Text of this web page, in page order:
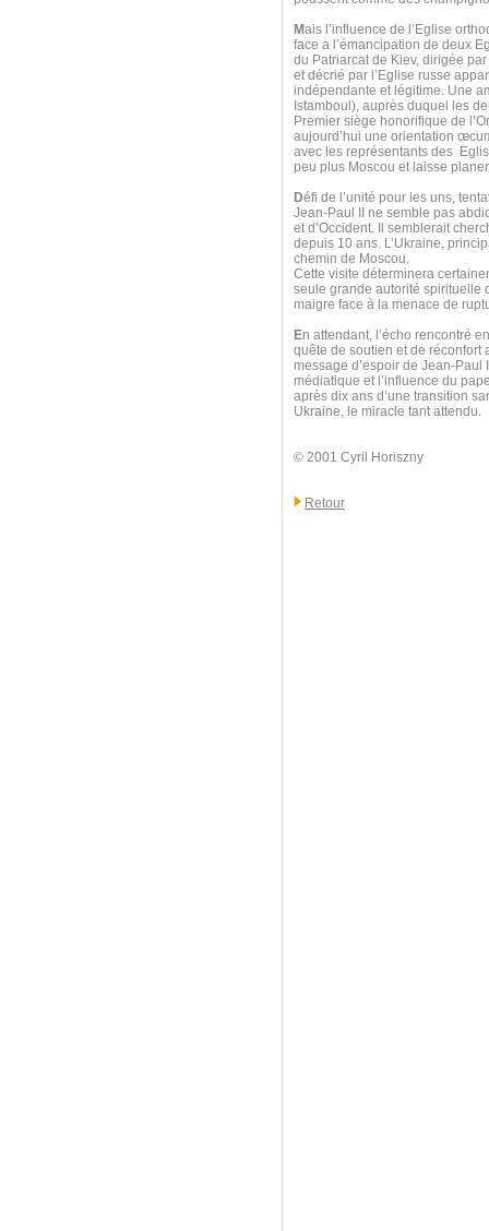
Mais l’influence de l’Eglise
face a l’émancipation de deux
du Patriarcat de Kiev, dirigée
et décrié par l’Eglise russe
indépendante et légitime. Une
Istamboul), auprès duquel les
Premier siège honorifique de
aujourd’hui une orientation
avec les représentants des
peu plus Moscou et laisse
Défi de l’unité pour les uns,
Jean-Paul II ne semble pas
et d’Occident. Il semblerait
depuis 10 ans. L’Ukraine,
chemin de Moscou.
Cette visite déterminera
seule grande autorité spirituelle
maigre face à la menace de
En attendant, l’écho rencontré
quête de soutien et de réconfort
message d’espoir de Jean-
médiatique et l’influence du
après dix ans d’une transition
Ukraine, le miracle tant attendu.
© 2001 Cyril Horiszny
Retour